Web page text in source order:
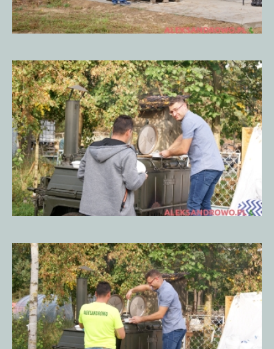
Piknik Historyczny 15.09.20185
Piknik Historyczny 15.09.20185